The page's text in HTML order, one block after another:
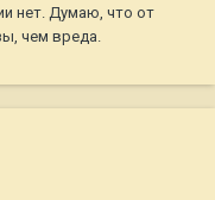
нет. Думаю, что от
чем вреда.